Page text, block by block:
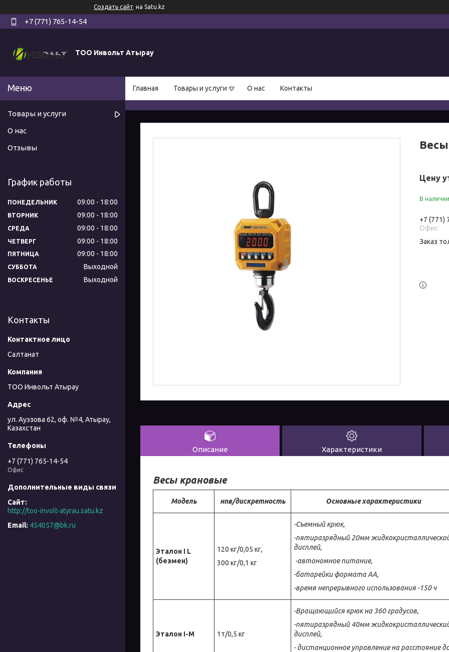
Создать сайт на Satu.kz
+7 (771) 765-14-54
ТОО Инвольт Атырау
Главная Товары и услуги О нас Контакты
Цену
В наличии
+7 (771)
Офис
Заказ
Описание Характеристики
Весы крановые
Модель нпв/дискретность Основные характеристики
Эталон I L
(безмен)
120 кг/0,05 кг,
300 кг/0,1 кг
-Съемный крюк,
-пятиразрядный 20мм
дисплей,
-автономное питание,
-батарейки формата АА,
-время непрерывного использования -150 ч
Эталон I-М 1т/0,5 кг
-Вращающийся крюкна 360 градусов,
-пятиразрядный40мм
дисплей,
- дистанционное управление на расстояние
Товары и услуги
О нас
Отзывы
График работы
ПОНЕДЕЛЬНИК 09:00 18:00
ВТОРНИК 09:00 18:00
СРЕДА 09:00 18:00
ЧЕТВЕРГ 09:00 18:00
ПЯТНИЦА 09:00 18:00
СУББОТА Выходной
ВОСКРЕСЕНЬЕ Выходной
Контакты
Салтанат
ТОО Инвольт Атырау
ул. Ауэзова 62, оф. №4, Атырау,
Казахстан
+7 (771) 765-14-54
Офис
http://too-involt-atyrau.satu.kz
454057@bk.ru